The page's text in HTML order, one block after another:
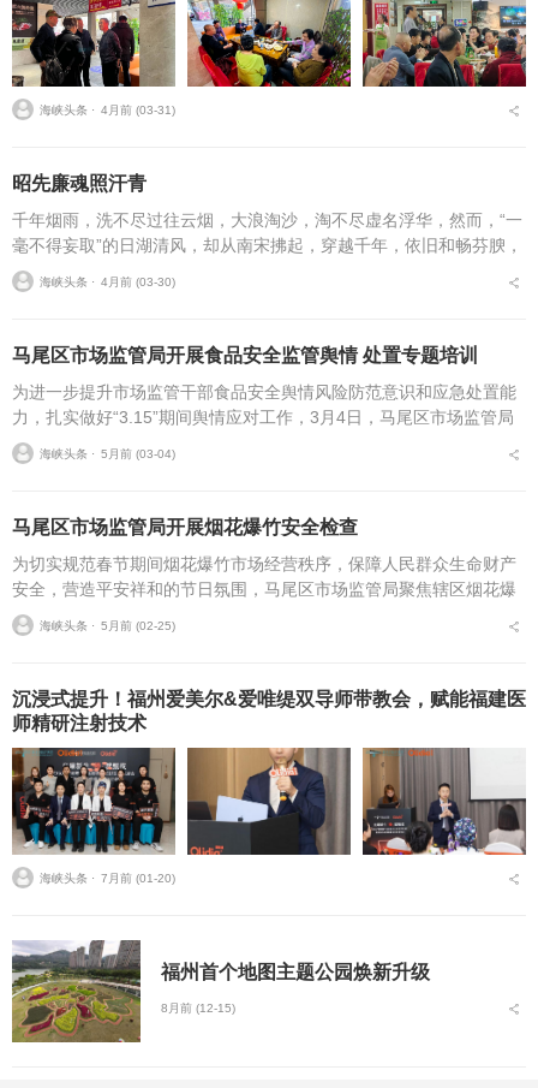
海峡头条 ⋅ 4月前 (03-31)
昭先廉魂照汗青
千年烟雨，洗不尽过往云烟，大浪淘沙，淘不尽虚名浮华，然而，“一
毫不得妄取”的日湖清风，却从南宋拂起，穿越千年，依旧和畅芬腴，
抚平了古今多少妄取之心。闽山苍苍，敖水泱泱。唐末，郑氏祖辈随
王审知入闽，发现...
海峡头条 ⋅ 4月前 (03-30)
马尾区市场监管局开展食品安全监管舆情 处置专题培训
为进一步提升市场监管干部食品安全舆情风险防范意识和应急处置能
力，扎实做好“3.15”期间舆情应对工作，3月4日，马尾区市场监管局
组织开展2026年食品安全监管舆情案例与舆情处置培训，局领导班子
及各科所...
海峡头条 ⋅ 5月前 (03-04)
马尾区市场监管局开展烟花爆竹安全检查
为切实规范春节期间烟花爆竹市场经营秩序，保障人民群众生命财产
安全，营造平安祥和的节日氛围，马尾区市场监管局聚焦辖区烟花爆
竹零售环节，开展专项执法检查，从严从细排查安全隐患，守住节日
安全底线。春节期间，...
海峡头条 ⋅ 5月前 (02-25)
沉浸式提升！福州爱美尔&爱唯缇双导师带教会，赋能福建医
师精研注射技术
海峡头条 ⋅ 7月前 (01-20)
福州首个地图主题公园焕新升级
8月前 (12-15)